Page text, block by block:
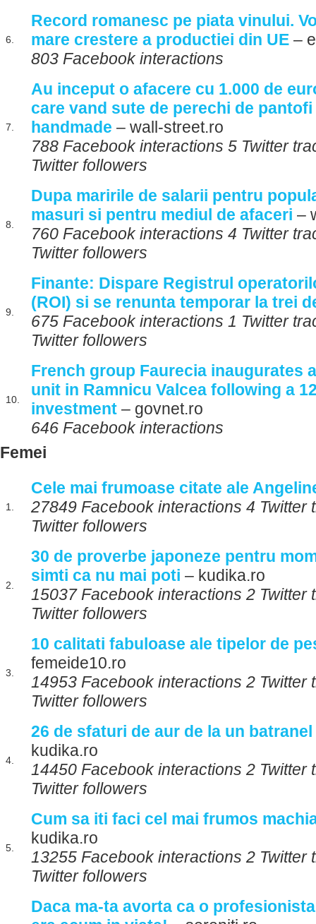
6.
Record romanesc pe piata vinului.
mare crestere a productiei din UE –
803 Facebook interactions
7.
Au inceput o afacere cu 1.000 de
care vand sute de perechi de
handmade – wall-street.ro
788 Facebook interactions 5 Twitter
Twitter followers
8.
Dupa maririle de salarii pentru
masuri si pentru mediul de afaceri –
760 Facebook interactions 4 Twitter
Twitter followers
9.
Finante: Dispare Registrul
(ROI) si se renunta temporar la trei
675 Facebook interactions 1 Twitter
Twitter followers
10.
French group Faurecia inaugurates
unit in Ramnicu Valcea following a
investment – govnet.ro
646 Facebook interactions
Femei
1.
Cele mai frumoase citate ale
27849 Facebook interactions 4 Twitter
Twitter followers
2.
30 de proverbe japoneze pentru
simti ca nu mai poti – kudika.ro
15037 Facebook interactions 2 Twitter
Twitter followers
3.
10 calitati fabuloase ale tipelor de
femeide10.ro
14953 Facebook interactions 2 Twitter
Twitter followers
4.
26 de sfaturi de aur de la un batranel
kudika.ro
14450 Facebook interactions 2 Twitter
Twitter followers
5.
Cum sa iti faci cel mai frumos
kudika.ro
13255 Facebook interactions 2 Twitter
Twitter followers
Daca ma-ta avorta ca o